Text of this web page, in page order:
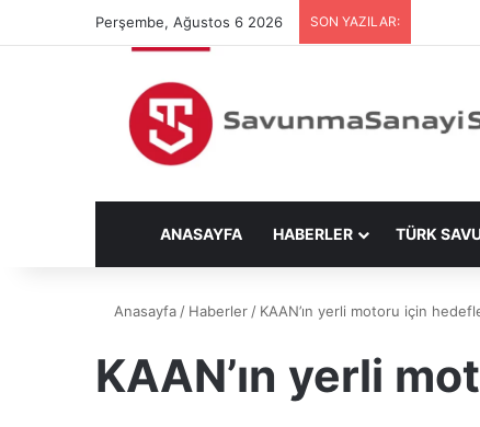
Perşembe, Ağustos 6 2026 SON YAZILAR:
ANASAYFA HABERLER TÜRK
Anasayfa/ Haberler/ KAAN’ın yerli motoru için
KAAN’ın yerli